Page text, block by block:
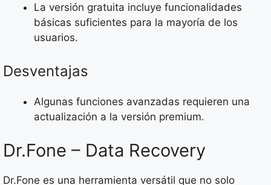
La versión gratuita incluye funcionalidades
básicas suficientes para la mayoría de los
usuarios.
Desventajas
Algunas funciones avanzadas requieren una
actualización a la versión premium.
Dr.Fone – Data Recovery
Dr.Fone es una herramienta versátil que no solo